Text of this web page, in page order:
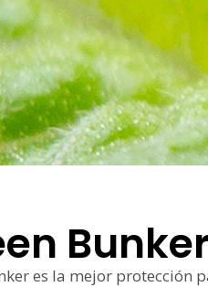
Bunker
es la mejor protección